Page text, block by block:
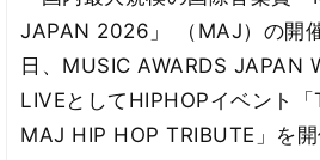
JAPAN 2026」 （MAJ）の開
日、MUSIC AWARDS JAPAN
LIVEとしてHIPHOPイベント
MAJ HIP HOP TRIBUTE」を開